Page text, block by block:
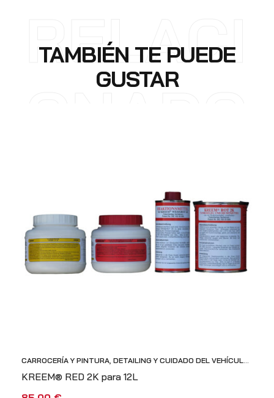
TAMBIÉN TE PUEDE
GUSTAR
RELACI
ONADO
S CON
LA
CARROCERÍA Y PINTURA DETAILING Y CUIDADO DEL VEHÍCULO
KREEM® RED 2K para 12L